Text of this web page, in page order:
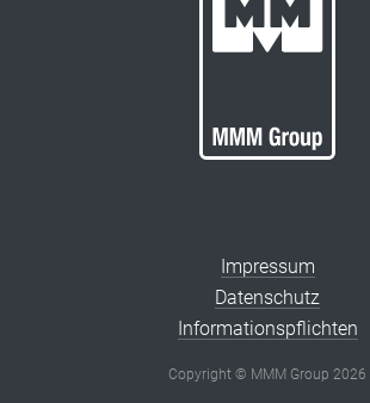
Impressum
Datenschutz
Informationspflichten
Copyright © MMM Group 2026